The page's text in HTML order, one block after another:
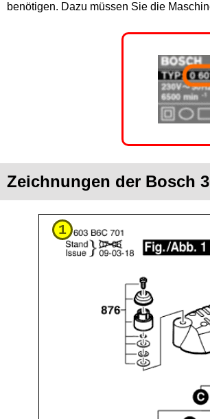
benötigen. Dazu müssen Sie die
Zeichnungen der Bosch
1